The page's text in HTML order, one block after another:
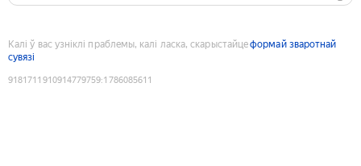
Калі ў вас узніклі праблемы, калі ласка, скарыстайцеформай зваротнай
сувязі
9181711910914779759:1786085611